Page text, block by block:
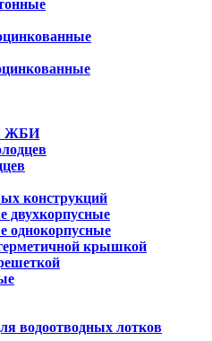
ЖБИ
конструкций
двухкорпусные
однокорпусные
крышкой
водоотводных лотков